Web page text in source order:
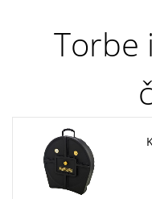
Torbe